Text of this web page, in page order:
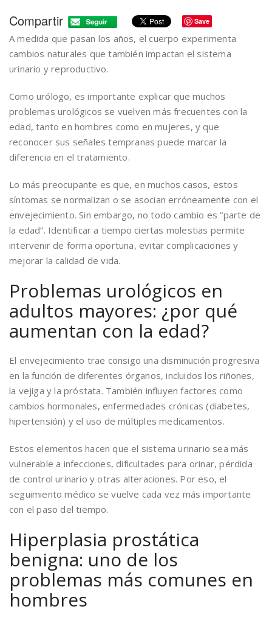
Compartir Save
A medida que pasan los años, el cuerpo experimenta
cambios naturales que también impactan el sistema
urinario y reproductivo.
Como urólogo, es importante explicar que muchos
problemas urológicos se vuelven más frecuentes con la
edad, tanto en hombres como en mujeres, y que
reconocer sus señales tempranas puede marcar la
diferencia en el tratamiento.
Lo más preocupante es que, en muchos casos, estos
síntomas se normalizan o se asocian erróneamente con el
envejecimiento. Sin embargo, no todo cambio es “parte de
la edad”. Identificar a tiempo ciertas molestias permite
intervenir de forma oportuna, evitar complicaciones y
mejorar la calidad de vida.
Problemas urológicos en
adultos mayores: ¿por qué
aumentan con la edad?
El envejecimiento trae consigo una disminución progresiva
en la función de diferentes órganos, incluidos los riñones,
la vejiga y la próstata. También influyen factores como
cambios hormonales, enfermedades crónicas (diabetes,
hipertensión) y el uso de múltiples medicamentos.
Estos elementos hacen que el sistema urinario sea más
vulnerable a infecciones, dificultades para orinar, pérdida
de control urinario y otras alteraciones. Por eso, el
seguimiento médico se vuelve cada vez más importante
con el paso del tiempo.
Hiperplasia prostática
benigna: uno de los
problemas más comunes en
hombres